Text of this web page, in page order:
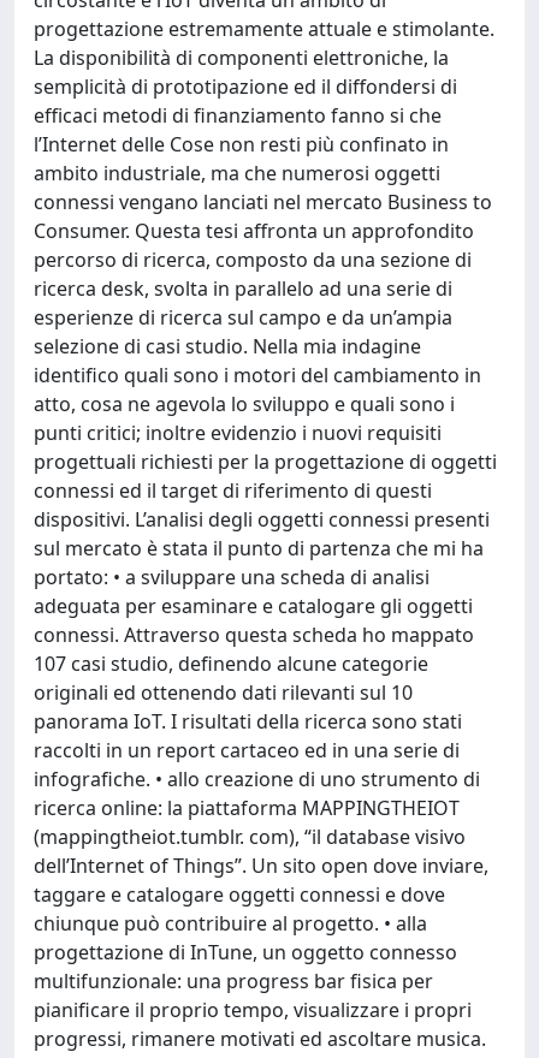
progettazione estremamente attuale e stimolante.
La disponibilità di componenti elettroniche, la
semplicità di prototipazione ed il diffondersi di
efficaci metodi di finanziamento fanno si che
l’Internet delle Cose non resti più confinato in
ambito industriale, ma che numerosi oggetti
connessi vengano lanciati nel mercato Business to
Consumer. Questa tesi affronta un approfondito
percorso di ricerca, composto da una sezione di
ricerca desk, svolta in parallelo ad una serie di
esperienze di ricerca sul campo e da un’ampia
selezione di casi studio. Nella mia indagine
identifico quali sono i motori del cambiamento in
atto, cosa ne agevola lo sviluppo e quali sono i
punti critici; inoltre evidenzio i nuovi requisiti
progettuali richiesti per la progettazione di oggetti
connessi ed il target di riferimento di questi
dispositivi. L’analisi degli oggetti connessi presenti
sul mercato è stata il punto di partenza che mi ha
portato: • a sviluppare una scheda di analisi
adeguata per esaminare e catalogare gli oggetti
connessi. Attraverso questa scheda ho mappato
107 casi studio, definendo alcune categorie
originali ed ottenendo dati rilevanti sul 10
panorama IoT. I risultati della ricerca sono stati
raccolti in un report cartaceo ed in una serie di
infografiche. • allo creazione di uno strumento di
ricerca online: la piattaforma MAPPINGTHEIOT
(mappingtheiot.tumblr. com), “il database visivo
dell’Internet of Things”. Un sito open dove inviare,
taggare e catalogare oggetti connessi e dove
chiunque può contribuire al progetto. • alla
progettazione di InTune, un oggetto connesso
multifunzionale: una progress bar fisica per
pianificare il proprio tempo, visualizzare i propri
progressi, rimanere motivati ed ascoltare musica.